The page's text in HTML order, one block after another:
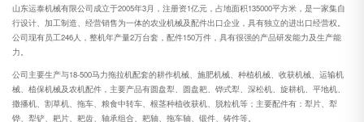
山东运泰机械有限公司成立于2005年3月，注册资1亿元，占地面积135000平方米，是一家集自
行设计、加工制造、经营销售为一体的农业机械及配件出口企业，具有独立的进出口经营权。
公司现有员工246人，整机年产量2万台套，配件150万件，具有很强的产品研发能力及生产能
力。
公司主要生产与18-500马力拖拉机配套的耕作机械、施肥机械、种植机械、收获机械、运输机
械、植保机械及农机配件，主要产品有圆盘犁、圆盘耙、铧式犁、深松机、旋耕机、平地机、
撒播机、割草机、拖车、粮食中转车、根茎种植收获机、脱粒机等；主要配件有：犁片、犁
铧、犁铲、耙片、耙齿、轴承组合、耙轴、拖车轴、锻件、铸件等。